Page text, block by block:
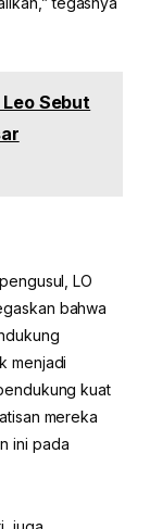
Sebut
LO
bahwa
menjadi
kuat
mereka
ini pada